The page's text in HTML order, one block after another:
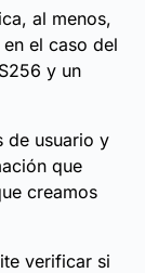
al menos,
el caso del
y un
de usuario y
que
creamos
verificar si